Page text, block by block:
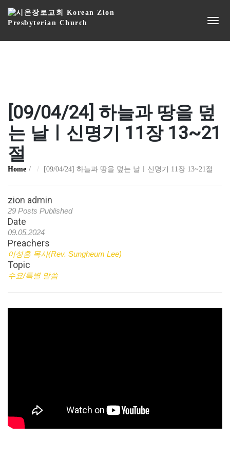
[09/04/24] 하늘과 땅을 덮
는 날ㅣ신명기 11장 13~21
절
Home [09/04/24] 하늘과 땅을 덮는 날ㅣ신명기 11장 13~21절
zion admin
29 Posts Published
Date
09.05.2024
Preachers
이성흠 목사(Rev. Sungheum Lee)
Topic
수요/특별 말씀